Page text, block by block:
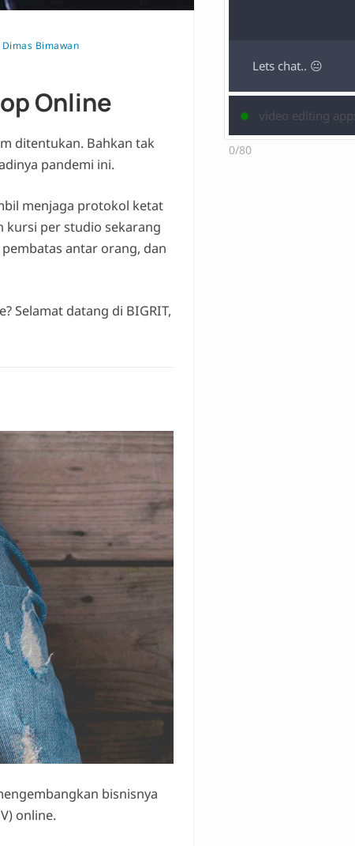
Dimas Bimawan
Online
ditentukan. Bahkan tak
pandemi ini.
menjaga protokol ketat
kursi per studio sekarang
antar orang, dan
Selamat datang di BIGRIT,
bisnisnya
online.
Lets chat.. 😐
0/80